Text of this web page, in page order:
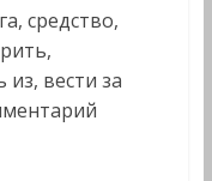
средство,
вести за